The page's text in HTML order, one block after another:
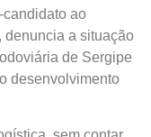
candidato ao
denuncia a situação
de Sergipe
desenvolvimento